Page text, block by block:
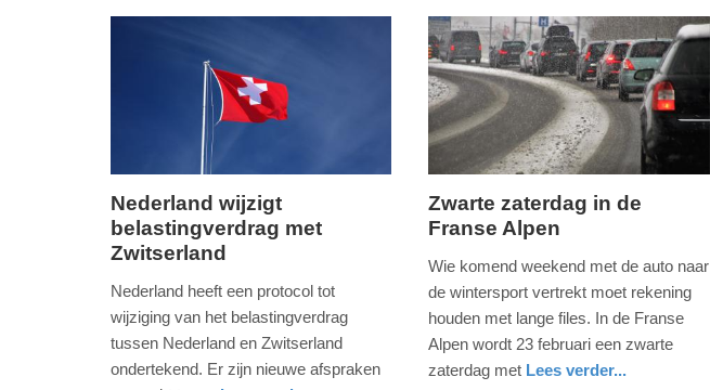
09-
09-
04-
2025
09:10
woensdag,
12.
Nederland wijzigt
belastingverdrag met
Zwitserland
Nederland heeft een protocol tot
wijziging van het belastingverdrag
tussen Nederland en Zwitserland
ondertekend. Er zijn nieuwe afspraken
dinsdag,
15:36
Zwarte zaterdag in de
Franse Alpen
Wie komend weekend met de auto naar
de wintersport vertrekt moet rekening
houden met lange files. In de Franse
Alpen wordt 23 februari een zwarte
zaterdag met Lees verder...